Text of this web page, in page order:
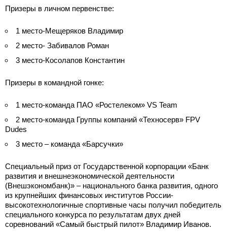
Призеры в личном первенстве:
1 место-Мещеряков Владимир
2 место- Забивалов Роман
3 место-Косолапов Константин
Призеры в командной гонке:
1 место-команда ПАО «Ростелеком» VS Team
2 место-команда Группы компаний «Техносерв» FPV
Dudes
3 место – команда «Барсучки»
Специальный приз от Государственной корпорации «Банк
развития и внешнеэкономической деятельности
(Внешэкономбанк)» – национального банка развития, одного
из крупнейших финансовых институтов России-
высокотехнологичные спортивные часы получил победитель
специального конкурса по результатам двух дней
соревнований «Самый быстрый пилот» Владимир Иванов.